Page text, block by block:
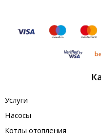
Услуги
Насосы
Котлы отопления